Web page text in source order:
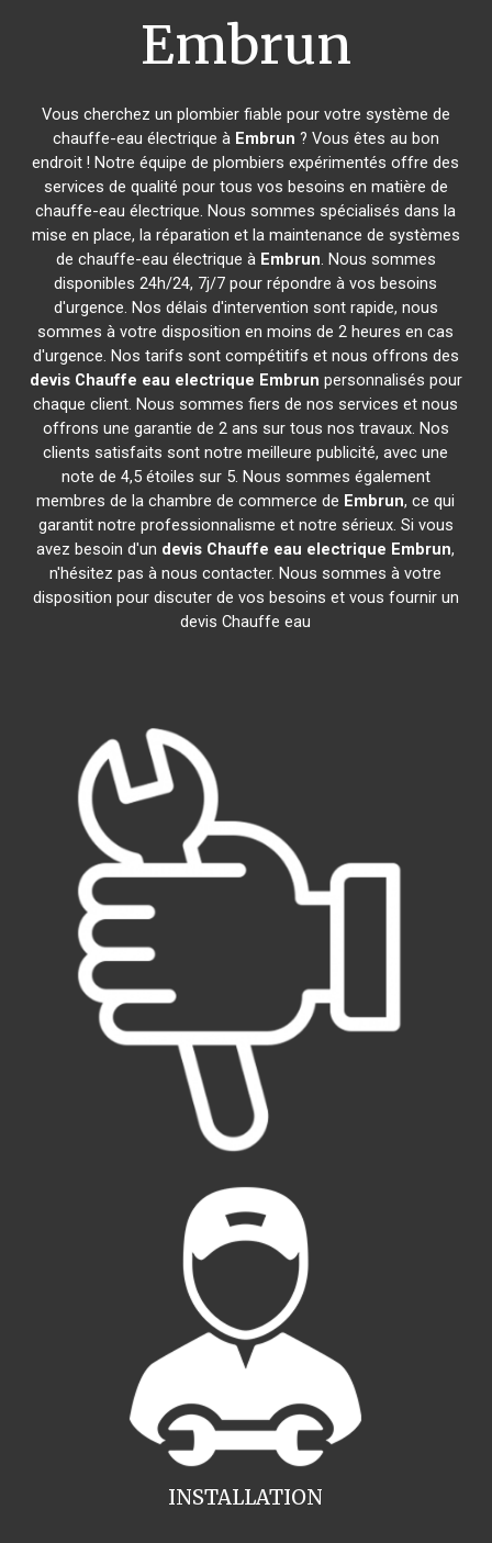
Embrun
Vous cherchez un plombier fiable pour votre système de
chauffe-eau électrique à Embrun ? Vous êtes au bon
endroit ! Notre équipe de plombiers expérimentés offre des
services de qualité pour tous vos besoins en matière de
chauffe-eau électrique. Nous sommes spécialisés dans la
mise en place, la réparation et la maintenance de systèmes
de chauffe-eau électrique à Embrun. Nous sommes
disponibles 24h/24, 7j/7 pour répondre à vos besoins
d'urgence. Nos délais d'intervention sont rapide, nous
sommes à votre disposition en moins de 2 heures en cas
d'urgence. Nos tarifs sont compétitifs et nous offrons des
devis Chauffe eau electrique Embrun personnalisés pour
chaque client. Nous sommes fiers de nos services et nous
offrons une garantie de 2 ans sur tous nos travaux. Nos
clients satisfaits sont notre meilleure publicité, avec une
note de 4,5 étoiles sur 5. Nous sommes également
membres de la chambre de commerce de Embrun, ce qui
garantit notre professionnalisme et notre sérieux. Si vous
avez besoin d'un devis Chauffe eau electrique Embrun,
n'hésitez pas à nous contacter. Nous sommes à votre
disposition pour discuter de vos besoins et vous fournir un
devis Chauffe eau
INSTALLATION